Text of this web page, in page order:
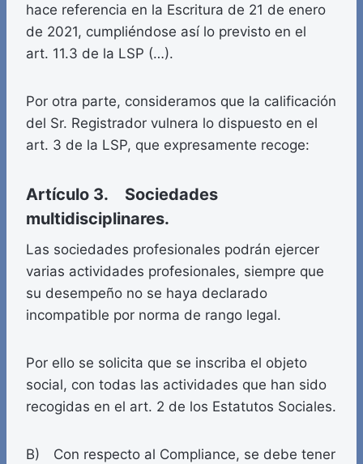
hace referencia en la Escritura de 21 de enero
de 2021, cumpliéndose así lo previsto en el
art. 11.3 de la LSP (…).
Por otra parte, consideramos que la calificación
del Sr. Registrador vulnera lo dispuesto en el
art. 3 de la LSP, que expresamente recoge:
Artículo 3. Sociedades
multidisciplinares.
Las sociedades profesionales podrán ejercer
varias actividades profesionales, siempre que
su desempeño no se haya declarado
incompatible por norma de rango legal.
Por ello se solicita que se inscriba el objeto
social, con todas las actividades que han sido
recogidas en el art. 2 de los Estatutos Sociales.
B) Con respecto al Compliance, se debe tener